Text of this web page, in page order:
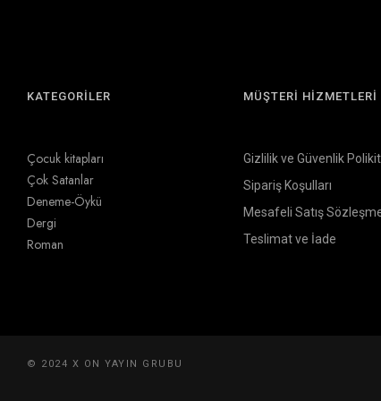
KATEGORİLER
Çocuk kitapları
Çok Satanlar
Deneme-Öykü
Dergi
Roman
MÜŞTERİ HİZMETLERİ
Gizlilik ve Güvenlik
Sipariş Koşulları
Mesafeli Satış
Teslimat ve İade
© 2024 X ON YAYIN GRUBU